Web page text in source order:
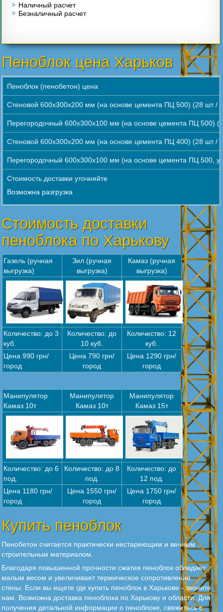
Наличный расчет
Безналичный расчет
Пеноблок цена Харьков
Пеноблок (пенобетон) цена
Стеновой 600х300х200 мм (на основе цемента ПЦ 500) (28 шт /
Перегородочный 600х300х100 мм (на основе цемента ПЦ 500)
Стеновой 600х300х200 мм (на основе цемента ПЦ 400) (28 шт /
Перегородочный 600х300х100 мм (на основе цемента ПЦ 500,
Стоимость доставки уточняйте
Возможна разгрузка
Стоимость доставки
пеноблока по Харькову
Газель (ручная
выгрузка)
Зил (ручная
выгрузка)
Камаз (ручная
выгрузка)
Количество: до 3
куб.
Количество: до
10 куб.
Количество: 12
куб.
Цена 990 грн/
город
Цена 790 грн/
город
Цена 1290 грн/
город
Манипулятор
Камаз 10т
Манипулятор
Камаз 10т
Манипулятор
Камаз 15т
Количество: до 6
под.
Количество: до 8
под.
Количество: до
12 под.
Цена 1180 грн/
город
Цена 1550 грн/
город
Цена 1750 грн/
город
Купить пеноблок
Пенобетон считается практически нестареющим и вечным
строительным материалом.
Благодаря повышенной прочности сжатия пеноблок обладает
малым весом и увеличивает термическое сопротивление
стены. Если вы ищете где купить пеноблок в Харькове - звоните
нам. Возможна доставка пеноблока по Харькову и области. Для
получения детальной информации о пеноблоке, свяжитесь с